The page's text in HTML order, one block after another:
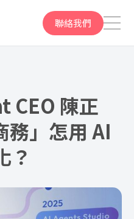
聯絡我們
CEO 陳正
務」怎用 AI
？